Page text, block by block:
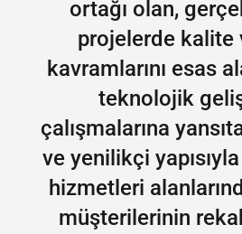
ortağı olan,
projelerde kalite
kavramlarını esas
teknolojik
çalışmalarına
ve yenilikçi
hizmetleri
müşterilerinin